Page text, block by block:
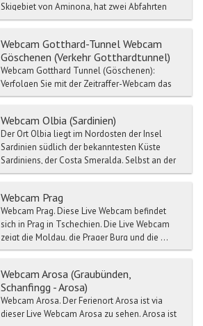
Skigebiet von Aminona, hat zwei Abfahrten
und eine Rode...
Webcam Gotthard-Tunnel Webcam
Göschenen (Verkehr Gotthardtunnel)
Webcam Gotthard Tunnel (Göschenen):
Verfolgen Sie mit der Zeitraffer-Webcam das
Live Wetter-Gotthard Tunnel. Verkehr- und
Webcam Olbia (Sardinien)
Der Ort Olbia liegt im Nordosten der Insel
Sardinien südlich der bekanntesten Küste
Sardiniens, der Costa Smeralda. Selbst an der
Haupteinkaufsstra...
Webcam Prag
Webcam Prag. Diese Live Webcam befindet
sich in Prag in Tschechien. Die Live Webcam
zeigt die Moldau, die Prager Burg und die ...
Webcam Arosa (Graubünden,
Schanfingg - Arosa)
Webcam Arosa. Der Ferienort Arosa ist via
dieser Live Webcam Arosa zu sehen. Arosa ist